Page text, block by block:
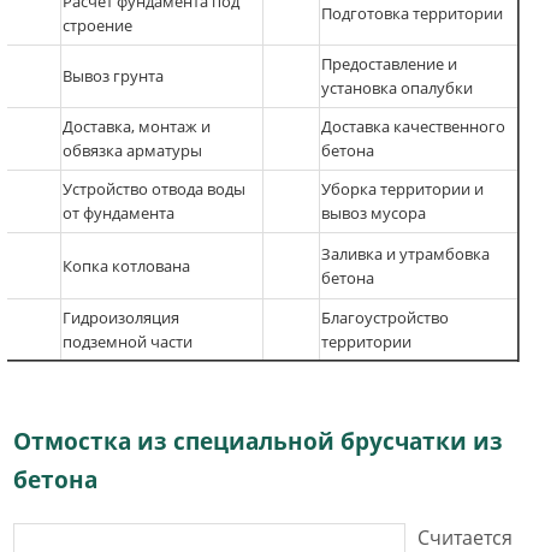
строение
Подготовка территории
Вывоз грунта
Предоставление и
установка опалубки
Доставка, монтаж и
обвязка арматуры
Доставка качественного
бетона
Устройство отвода воды
от фундамента
Уборка территории и
вывоз мусора
Копка котлована
Заливка и утрамбовка
бетона
Гидроизоляция
подземной части
Благоустройство
территории
Отмостка из специальной брусчатки из
бетона
Считается